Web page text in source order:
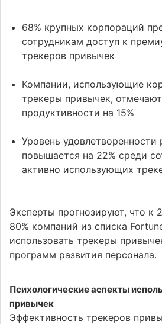
68% крупных корпораций
сотрудникам доступ к
трекеров привычек
Компании, использующие
трекеры привычек,
продуктивности на 15%
Уровень удовлетворенности
повышается на 22% среди
активно использующих
Эксперты прогнозируют, что к
80% компаний из списка
использовать трекеры
программ развития персонала.
Психологические аспекты
привычек
Эффективность трекеров